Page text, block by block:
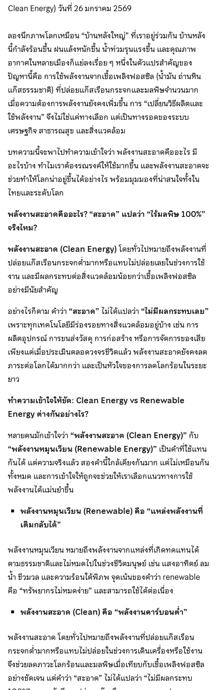
Clean Energy) วันที่ 26 มกราคม 2569
ลองนึกภาพโลกเหมือน “บ้านหลังใหญ่” ที่เราอยู่ร่วมกัน บ้านหลัง
นี้กำลังร้อนขึ้น ฝนแล้งหนักขึ้น น้ำท่วมรุนแรงขึ้น และคุณภาพ
อากาศในหลายเมืองก็แย่ลงเรื่อย ๆ หนึ่งในตัวแปรสำคัญของ
ปัญหานี้คือ การใช้พลังงานจากเชื้อเพลิงฟอสซิล (น้ำมัน ถ่านหิน
แก๊สธรรมชาติ) ที่ปล่อยแก๊สเรือนกระจกและมลพิษจำนวนมาก
เมื่อความต้องการพลังงานยังคงเพิ่มขึ้น การ “เปลี่ยนวิธีผลิตและ
ใช้พลังงาน” จึงไม่ใช่แค่ทางเลือก แต่เป็นทางรอดของระบบ
เศรษฐกิจ สาธารณสุข และสิ่งแวดล้อม
บทความนี้จะพาไปทำความเข้าใจว่า พลังงานสะอาดคืออะไร มี
อะไรบ้าง ทำไมเราต้องรณรงค์ให้ใช้มากขึ้น และพลังงานสะอาดจะ
ช่วยทำให้โลกน่าอยู่ขึ้นได้อย่างไร พร้อมมุมมองที่น่าสนใจทั้งใน
ไทยและระดับโลก
พลังงานสะอาดคืออะไร? “สะอาด” แปลว่า “ไร้มลพิษ 100%”
จริงไหม?
พลังงานสะอาด (Clean Energy)โดยทั่วไปหมายถึงพลังงานที่
ปล่อยแก๊สเรือนกระจกต่ำมากหรือแทบไม่ปล่อยเลยในช่วงการใช้
งาน และมีผลกระทบต่อสิ่งแวดล้อมน้อยกว่าเชื้อเพลิงฟอสซิล
อย่างมีนัยสำคัญ
อย่างไรก็ตาม คำว่า “สะอาด”ไม่ได้แปลว่า “ไม่มีผลกระทบเลย”
เพราะทุกเทคโนโลยีมีร่องรอยทางสิ่งแวดล้อมอยู่บ้าง เช่น การ
ผลิตอุปกรณ์ การขนส่งวัสดุ การก่อสร้าง หรือการจัดการของเสีย
เพียงแต่เมื่อประเมินตลอดวงจรชีวิตแล้ว พลังงานสะอาดยังคงลด
ภาระต่อโลกได้มากกว่า และเป็นหัวใจของการลดโลกร้อนในระยะ
ยาว
ทำความเข้าใจให้ชัด: Clean Energy vs Renewable
Energy ต่างกันอย่างไร?
หลายคนมักเข้าใจว่า “พลังงานสะอาด (Clean Energy)” กับ
“พลังงานหมุนเวียน (Renewable Energy)” เป็นคำที่ใช้แทน
กันได้ แต่ความจริงแล้ว สองคำนี้ใกล้เคียงกันมาก แต่ไม่เหมือนกัน
ทั้งหมด และการเข้าใจให้ถูกจะช่วยให้เราเลือกแนวทางการใช้
พลังงานได้แม่นยำขึ้น
พลังงานหมุนเวียน (Renewable) คือ “แหล่งพลังงานที่
เติมกลับได้”
พลังงานหมุนเวียน หมายถึงพลังงานจากแหล่งที่เกิดทดแทนได้
ตามธรรมชาติและไม่หมดไปในช่วงชีวิตมนุษย์ เช่น แสงอาทิตย์ ลม
น้ำ ชีวมวล และความร้อนใต้พิภพ จุดเน้นของคำว่า renewable
คือ “ทรัพยากรไม่หมดง่าย” และสามารถใช้ได้ต่อเนื่อง
พลังงานสะอาด (Clean) คือ “พลังงานคาร์บอนต่ำ”
พลังงานสะอาด โดยทั่วไปหมายถึงพลังงานที่ปล่อยแก๊สเรือน
กระจกต่ำมากหรือแทบไม่ปล่อยในช่วงการเดินเครื่องหรือใช้งาน
จึงช่วยลดภาวะโลกร้อนและมลพิษเมื่อเทียบกับเชื้อเพลิงฟอสซิล
อย่างชัดเจน แต่คำว่า “สะอาด” ไม่ได้แปลว่า “ไม่มีผลกระทบ